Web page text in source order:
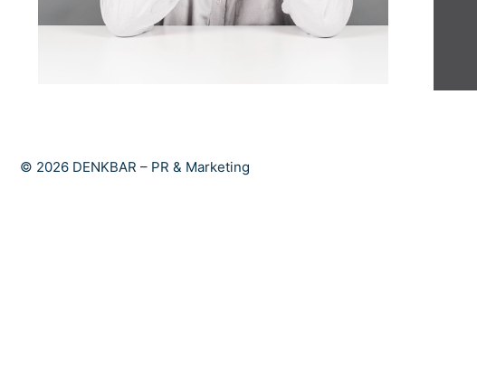
© 2026 DENKBAR – PR & Marketing